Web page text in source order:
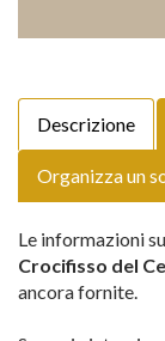
Descrizione
Organizza un
Le informazioni
Crocifisso del
ancora fornite.